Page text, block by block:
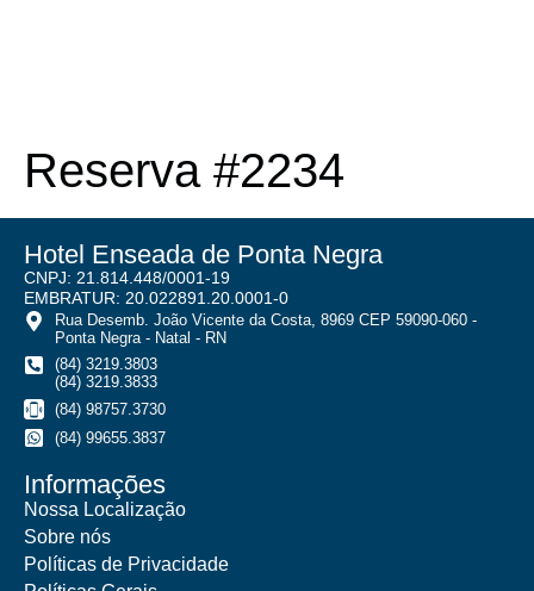
Reserva #2234
Hotel Enseada de Ponta Negra
CNPJ: 21.814.448/0001-19
EMBRATUR: 20.022891.20.0001-0
Rua Desemb. João Vicente da Costa, 8969 CEP 59090-060 -
Ponta Negra - Natal - RN
(84) 3219.3803
(84) 3219.3833
(84) 98757.3730
(84) 99655.3837
Informações
Nossa Localização
Sobre nós
Políticas de Privacidade